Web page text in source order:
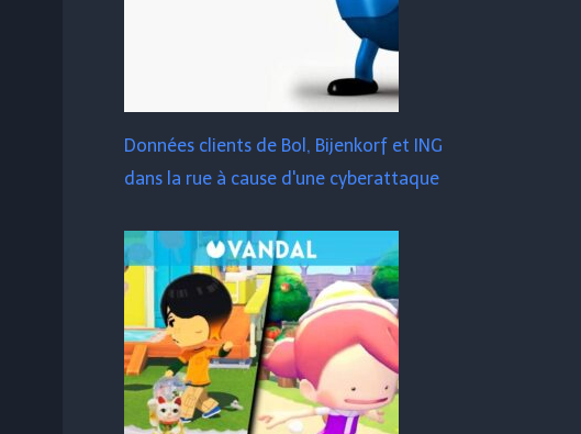
Données clients de Bol, Bijenkorf et ING
dans la rue à cause d'une cyberattaque